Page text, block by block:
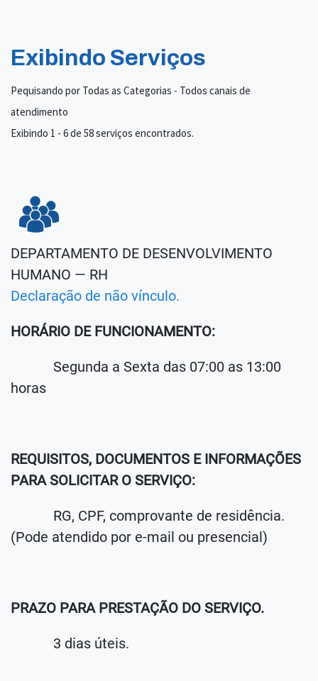
Exibindo Serviços
Pequisando por Todas as Categorias - Todos canais de
atendimento
Exibindo 1 - 6 de 58 serviços encontrados.
DEPARTAMENTO DE DESENVOLVIMENTO
HUMANO — RH
Declaração de não vínculo.
HORÁRIO DE FUNCIONAMENTO:
Segunda a Sexta das 07:00 as 13:00
horas
REQUISITOS, DOCUMENTOS E INFORMAÇÕES
PARA SOLICITAR O SERVIÇO:
RG, CPF, comprovante de residência.
(Pode atendido por e-mail ou presencial)
PRAZO PARA PRESTAÇÃO DO SERVIÇO.
3 dias úteis.